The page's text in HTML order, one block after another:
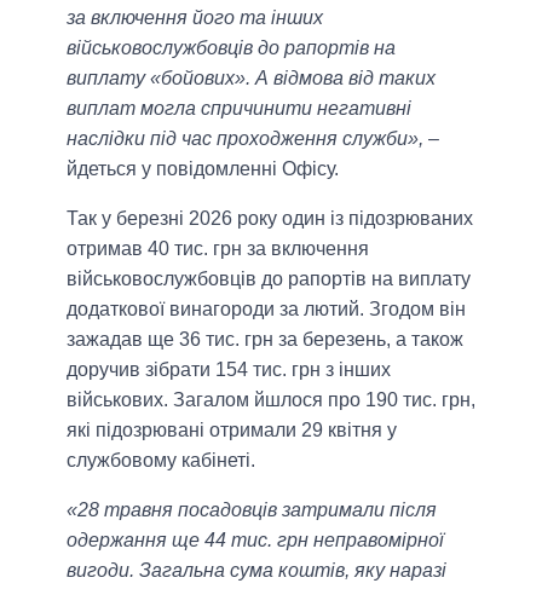
за включення його та інших
військовослужбовців до рапортів на
виплату «бойових». А відмова від таких
виплат могла спричинити негативні
наслідки під час проходження служби», –
йдеться у повідомленні Офісу.
Так у березні 2026 року один із підозрюваних
отримав 40 тис. грн за включення
військовослужбовців до рапортів на виплату
додаткової винагороди за лютий. Згодом він
зажадав ще 36 тис. грн за березень, а також
доручив зібрати 154 тис. грн з інших
військових. Загалом йшлося про 190 тис. грн,
які підозрювані отримали 29 квітня у
службовому кабінеті.
«28 травня посадовців затримали після
одержання ще 44 тис. грн неправомірної
вигоди. Загальна сума коштів, яку наразі